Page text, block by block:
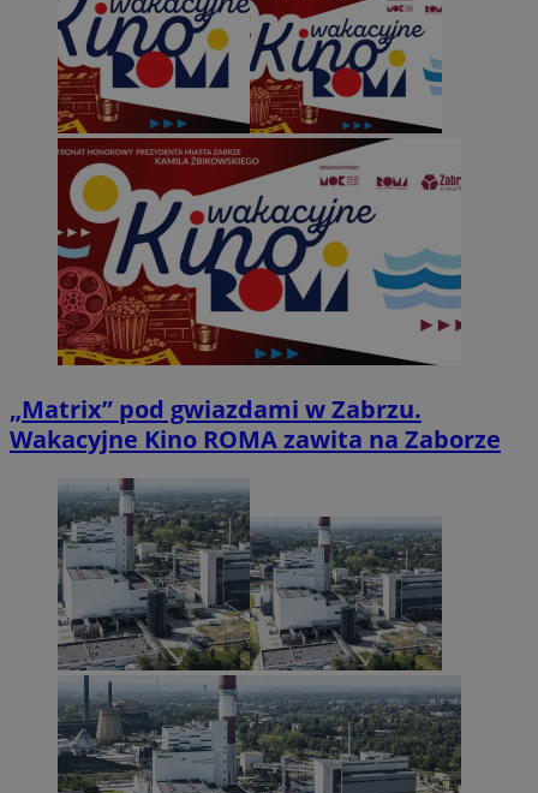
„Matrix” pod gwiazdami w Zabrzu.
Wakacyjne Kino ROMA zawita na Zaborze